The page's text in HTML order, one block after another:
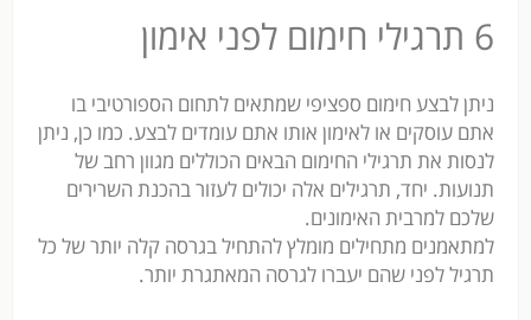
6 תרגילי חימום לפני אימון
ניתן לבצע חימום ספציפי שמתאים לתחום הספורטיבי בו
אתם עוסקים או לאימון אותו אתם עומדים לבצע. כמו כן, ניתן
לנסות את תרגילי החימום הבאים הכוללים מגוון רחב של
תנועות. יחד, תרגילים אלה יכולים לעזור בהכנת השרירים
שלכם למרבית האימונים.
למתאמנים מתחילים מומלץ להתחיל בגרסה קלה יותר של כל
תרגיל לפני שהם יעברו לגרסה המאתגרת יותר.